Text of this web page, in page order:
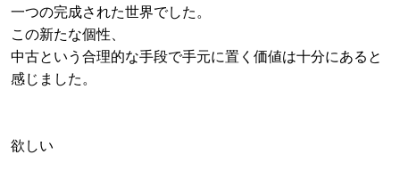
一つの完成された世界でした。
この新たな個性、
中古という合理的な手段で手元に置く価値は十分にあると
感じました。
欲しい